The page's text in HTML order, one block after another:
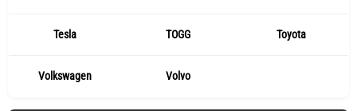
Tesla TOGG Toyota
Volkswagen Volvo